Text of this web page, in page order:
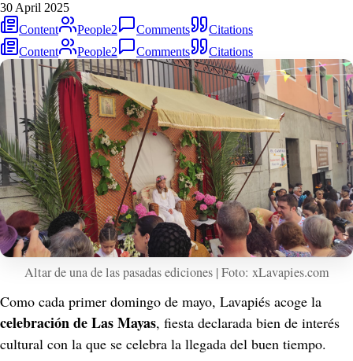
30 April 2025
Content
People2 Comments
Citations
Content
People2 Comments Citations
Altar de una de las pasadas ediciones | Foto: xLavapies.com
Como cada primer domingo de mayo, Lavapiés acoge la
celebración de Las Mayas, fiesta declarada bien de interés
cultural con la que se celebra la llegada del buen tiempo.